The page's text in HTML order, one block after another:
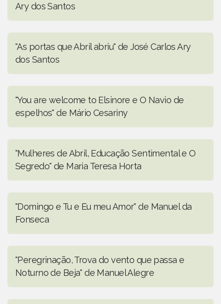
Ary dos Santos
"As portas que Abril abriu" de José Carlos Ary
dos Santos
"You are welcome to Elsinore e O Navio de
espelhos" de Mário Cesariny
"Mulheres de Abril, Educação Sentimental e O
Segredo" de Maria Teresa Horta
"Domingo e Tu e Eu meu Amor" de Manuel da
Fonseca
"Peregrinação, Trova do vento que passa e
Noturno de Beja" de Manuel Alegre